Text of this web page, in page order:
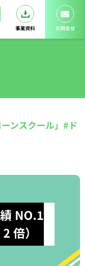
事業資料 お問合せ
ンスクール」#ド